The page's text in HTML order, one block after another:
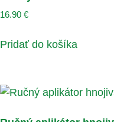
16.90 €
Pridať do košíka